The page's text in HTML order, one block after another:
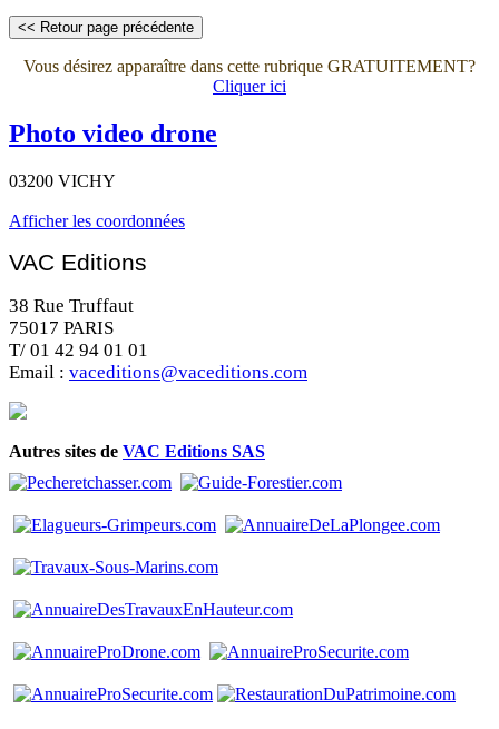
Vous désirez apparaître dans cette rubrique GRATUITEMENT?
Cliquer ici
Photo video drone
03200 VICHY
Afficher les coordonnées
VAC Editions
38 Rue Truffaut
75017 PARIS
T/ 01 42 94 01 01
Email : vaceditions@vaceditions.com
Autres sites de VAC Editions SAS